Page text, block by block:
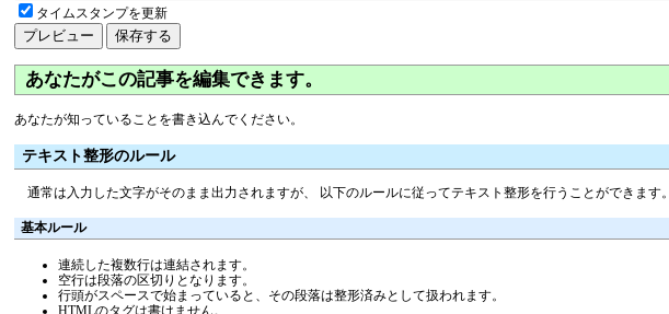
タイムスタンプを更新
あなたがこの記事を編集できます。
あなたが知っていることを書き込んでください。
テキスト整形のルール
通常は入力した文字がそのまま出力されますが、 以下のルールに従ってテキスト整形を行うことができます。
基本ルール
連続した複数行は連結されます。
空行は段落の区切りとなります。
行頭がスペースで始まっていると、その段落は整形済みとして扱われます。
HTMLのタグは書けません。